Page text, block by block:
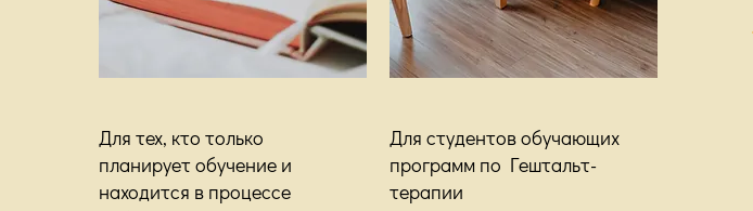
Для тех, кто только
планирует обучение и
находится в процессе
Для студентов обучающих
программ по Гештальт-
терапии